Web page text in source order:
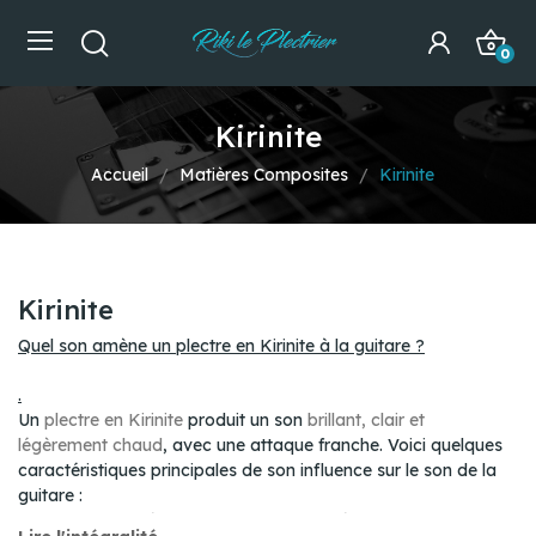
0
Kirinite
Accueil Matières Composites Kirinite
Kirinite
Quel son amène un plectre en Kirinite à la guitare ?
.
Un plectre en Kirinite produit un son brillant, clair et
légèrement chaud, avec une attaque franche. Voici quelques
caractéristiques principales de son influence sur le son de la
guitare :
Brillance et clarté
: Le Kirinite est un matériau dense et lisse,